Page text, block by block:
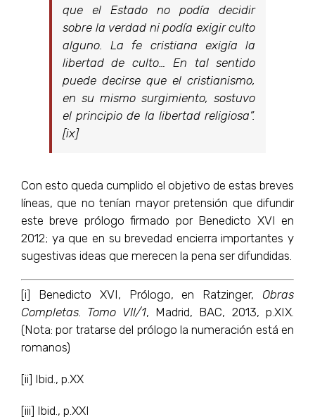
que el Estado no podía decidir
sobre la verdad ni podía exigir culto
alguno. La fe cristiana exigía la
libertad de culto… En tal sentido
puede decirse que el cristianismo,
en su mismo surgimiento, sostuvo
el principio de la libertad religiosa”.
[ix]
Con esto queda cumplido el objetivo de estas breves
líneas, que no tenían mayor pretensión que difundir
este breve prólogo firmado por Benedicto XVI en
2012; ya que en su brevedad encierra importantes y
sugestivas ideas que merecen la pena ser difundidas.
[i] Benedicto XVI, Prólogo, en Ratzinger, Obras
Completas. Tomo VII/1, Madrid, BAC, 2013, p.XIX.
(Nota: por tratarse del prólogo la numeración está en
romanos)
[ii] Ibid., p.XX
[iii] Ibid., p.XXI